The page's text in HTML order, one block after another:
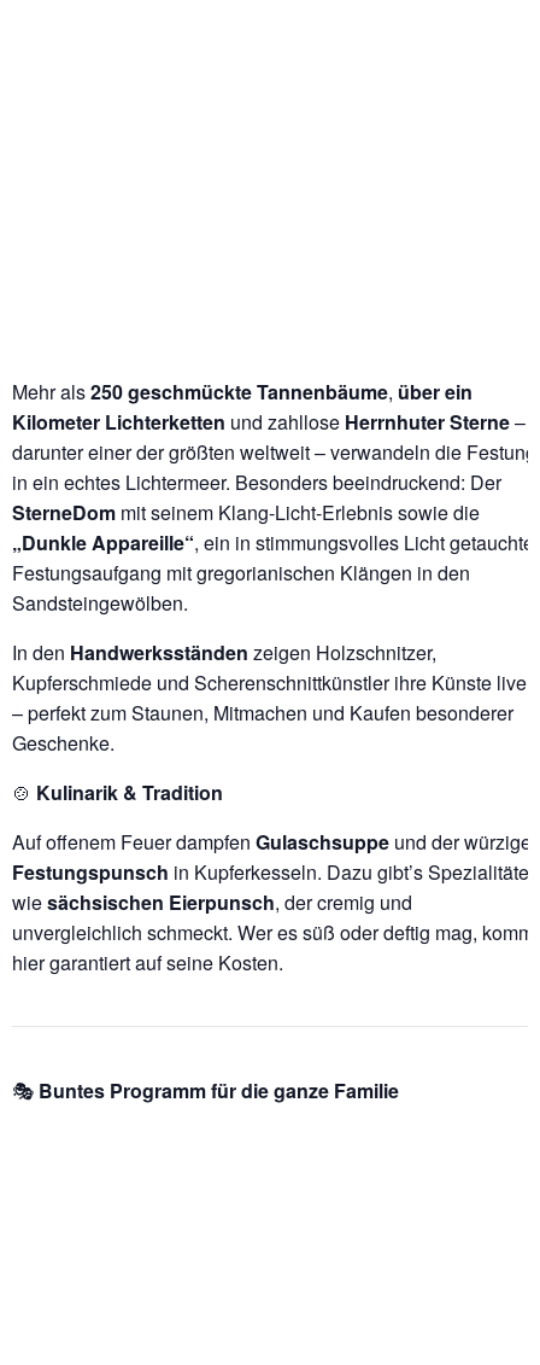
Mehr als250 geschmückte Tannenbäume, über ein
Kilometer Lichterketten und zahllose Herrnhuter Sterne–
darunter einer der größten weltweit – verwandeln die Festung
in ein echtes Lichtermeer. Besonders beeindruckend: Der
SterneDom mit seinem Klang-Licht-Erlebnis sowie die
„Dunkle Appareille“, ein in stimmungsvolles Licht getauchter
Festungsaufgang mit gregorianischen Klängen in den
Sandsteingewölben.
In den Handwerksständen zeigen Holzschnitzer,
Kupferschmiede und Scherenschnittkünstler ihre Künste live
– perfekt zum Staunen, Mitmachen und Kaufen besonderer
Geschenke.
🍲 Kulinarik & Tradition
Auf offenem Feuer dampfen Gulaschsuppe und der würzige
Festungspunsch in Kupferkesseln. Dazu gibt’s Spezialitäten
wiesächsischen Eierpunsch, der cremig und
unvergleichlich schmeckt. Wer es süß oder deftig mag, kommt
hier garantiert auf seine Kosten.
🎭 Buntes Programm für die ganze Familie